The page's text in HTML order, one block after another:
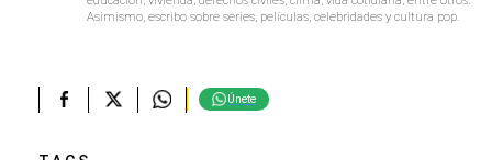
Asimismo, escribo sobre series, películas, celebridades y cultura pop.
Únete